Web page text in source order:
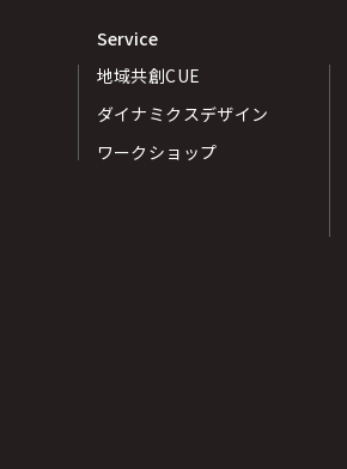
Service
地域共創CUE
ダイナミクスデザイン
ワークショップ